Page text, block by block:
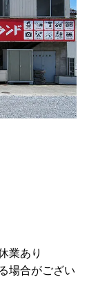
業あり
場合がござい